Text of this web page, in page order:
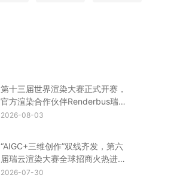
第十三届世界渲染大赛正式开赛，
官方渲染合作伙伴Renderbus瑞云
渲染助您渲力全开！
2026-08-03
“AIGC+三维创作”双线齐发，第六
届瑞云渲染大赛全球招商火热进行
中！
2026-07-30